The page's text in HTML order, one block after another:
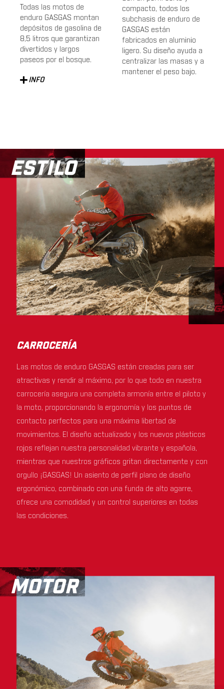
Todas las motos de
enduro GASGAS montan
depósitos de gasolina de
8,5 litros que garantizan
divertidos y largos
paseos por el bosque.
INFO
compacto, todos los
subchasis de enduro de
GASGAS están
fabricados en aluminio
ligero. Su diseño ayuda a
centralizar las masas y a
mantener el peso bajo.
ESTILO
CARROCERÍA
Las motos de enduro GASGAS están creadas para ser
atractivas y rendir al máximo, por lo que todo en nuestra
carrocería asegura una completa armonía entre el piloto y
la moto, proporcionando la ergonomía y los puntos de
contacto perfectos para una máxima libertad de
movimientos. El diseño actualizado y los nuevos plásticos
rojos reflejan nuestra personalidad vibrante y española,
mientras que nuestros gráficos gritan directamente y con
orgullo ¡GASGAS! Un asiento de perfil plano de diseño
ergonómico, combinado con una funda de alto agarre,
ofrece una comodidad y un control superiores en todas
las condiciones.
MOTOR